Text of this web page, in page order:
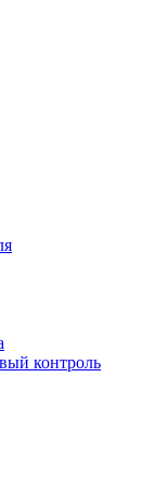
контроль